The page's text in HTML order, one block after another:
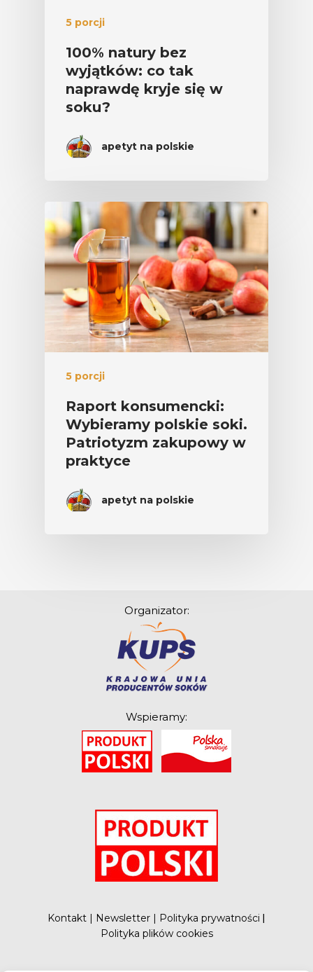
5 porcji
100% natury bez
wyjątków: co tak
naprawdę kryje się w
soku?
apetyt na polskie
5 porcji
Raport konsumencki:
Wybieramy polskie soki.
Patriotyzm zakupowy w
praktyce
apetyt na polskie
Organizator:
Wspieramy:
Kontakt | Newsletter | Polityka prywatności |
Polityka plików cookies